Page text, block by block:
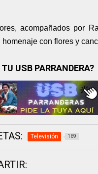
acompañados por
homenaje con flores y
USB PARRANDERA?
Televisión 169